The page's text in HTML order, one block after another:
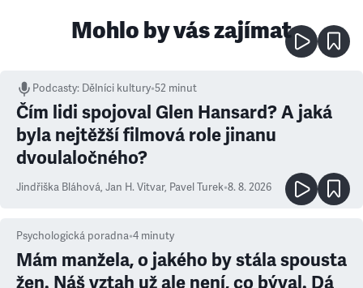
Mohlo by vás zajímat
Podcasty: Dělníci kultury•52 minut
Čím lidi spojoval Glen Hansard? A jaká
byla nejtěžší filmová role jinanu
dvoulaločného?
Jindřiška Bláhová, Jan H. Vitvar, Pavel Turek•8. 8. 2026
Psychologická poradna•4 minuty
Mám manžela, o jakého by stála spousta
žen. Náš vztah už ale není, co býval. Dá